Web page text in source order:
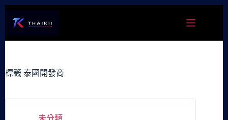
容
標籤 泰國開發商
未分類